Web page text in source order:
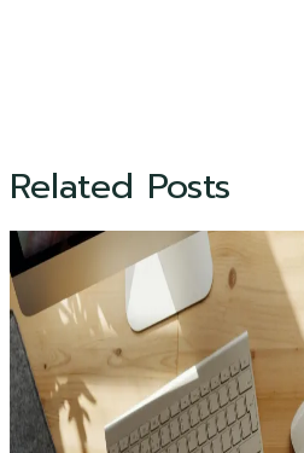
Related Posts
CONSEJOS
PARA
RETOMAR
LA
CONTABILIDAD
DESPUÉS
DE